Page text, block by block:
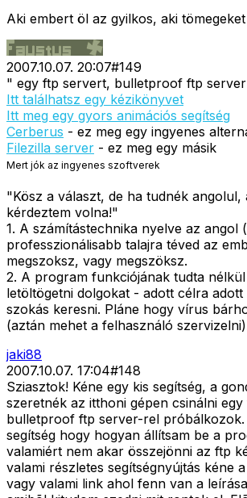
Aki embert öl az gyilkos, aki
2007.10.07. 20:07#149
" egy ftp servert, bulletproof ftp
Itt találhatsz egy kézikönyvet
Itt meg egy gyors animációs segítség
Cerberus - ez meg egy ingyenes
Filezilla server - ez meg egy másik
Mert jók az ingyenes szoftverek
"Kösz a választ, de ha tudnék angolul,
kérdeztem volna!"
1. A számítástechnika nyelve az angol
professzionálisabb talajra téved az
megszoksz, vagy megszöksz.
2. A program funkciójának tudta
letöltögetni dolgokat - adott célra
szokás keresni. Pláne hogy vírus
(aztán mehet a felhasználó
jaki88
2007.10.07. 17:04#148
Sziasztok! Kéne egy kis segítség, a
szeretnék az itthoni gépen csinálni
bulletproof ftp server-rel
segítség hogy hogyan állítsam be a
valamiért nem akar összejönni az ftp
valami részletes segítségnyújtás kéne
vagy valami link ahol fenn van a